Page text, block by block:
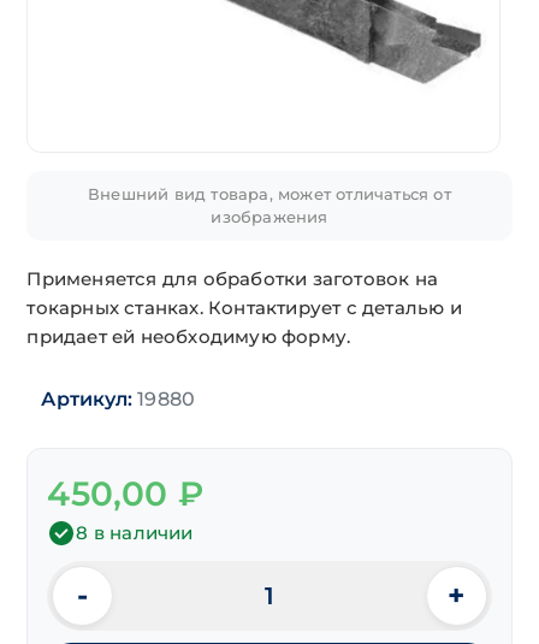
Внешний вид товара, может отличаться от
изображения
Применяется для обработки заготовок на
токарных станках. Контактирует с деталью и
придает ей необходимую форму.
Артикул: 19880
450,00 ₽
8 в наличии
Количество
товара
- +